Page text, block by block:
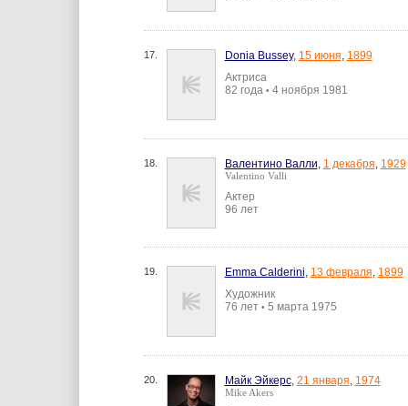
17. Donia Bussey, 15 июня, 1899
Актриса
82 года • 4 ноября 1981
18. Валентино Валли, 1 декабря, 1929
Valentino Valli
Актер
96 лет
19. Emma Calderini, 13 февраля, 1899
Художник
76 лет • 5 марта 1975
20. Майк Эйкерс, 21 января, 1974
Mike Akers